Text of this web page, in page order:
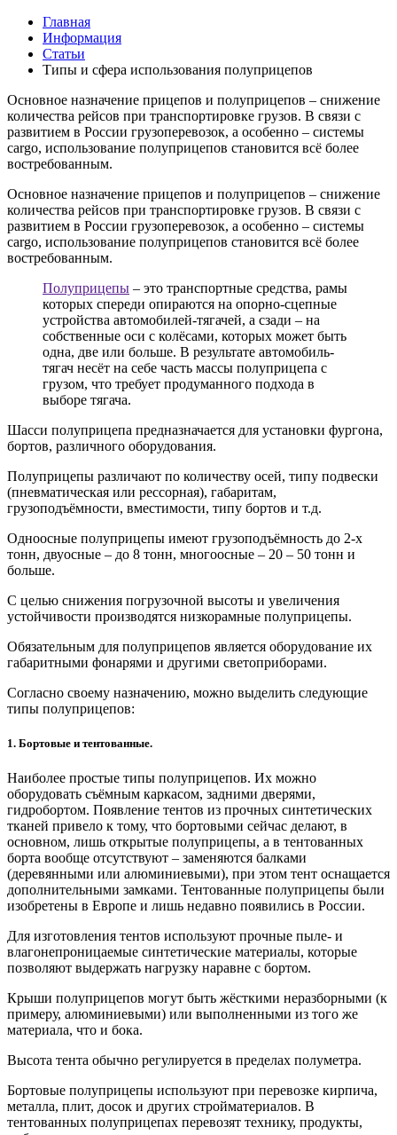
Главная
Информация
Статьи
Типы и сфера использования полуприцепов
Основное назначение прицепов и полуприцепов – снижение
количества рейсов при транспортировке грузов. В связи с
развитием в России грузоперевозок, а особенно – системы
cargo, использование полуприцепов становится всё более
востребованным.
Основное назначение прицепов и полуприцепов – снижение
количества рейсов при транспортировке грузов. В связи с
развитием в России грузоперевозок, а особенно – системы
cargo, использование полуприцепов становится всё более
востребованным.
Полуприцепы – это транспортные средства, рамы
которых спереди опираются на опорно-сцепные
устройства автомобилей-тягачей, а сзади – на
собственные оси с колёсами, которых может быть
одна, две или больше. В результате автомобиль-
тягач несёт на себе часть массы полуприцепа с
грузом, что требует продуманного подхода в
выборе тягача.
Шасси полуприцепа предназначается для установки фургона,
бортов, различного оборудования.
Полуприцепы различают по количеству осей, типу подвески
(пневматическая или рессорная), габаритам,
грузоподъёмности, вместимости, типу бортов и т.д.
Одноосные полуприцепы имеют грузоподъёмность до 2-х
тонн, двуосные – до 8 тонн, многоосные – 20 – 50 тонн и
больше.
С целью снижения погрузочной высоты и увеличения
устойчивости производятся низкорамные полуприцепы.
Обязательным для полуприцепов является оборудование их
габаритными фонарями и другими светоприборами.
Согласно своему назначению, можно выделить следующие
типы полуприцепов:
1. Бортовые и тентованные.
Наиболее простые типы полуприцепов. Их можно
оборудовать съёмным каркасом, задними дверями,
гидробортом. Появление тентов из прочных синтетических
тканей привело к тому, что бортовыми сейчас делают, в
основном, лишь открытые полуприцепы, а в тентованных
борта вообще отсутствуют – заменяются балками
(деревянными или алюминиевыми), при этом тент оснащается
дополнительными замками. Тентованные полуприцепы были
изобретены в Европе и лишь недавно появились в России.
Для изготовления тентов используют прочные пыле- и
влагонепроницаемые синтетические материалы, которые
позволяют выдержать нагрузку наравне с бортом.
Крыши полуприцепов могут быть жёсткими неразборными (к
примеру, алюминиевыми) или выполненными из того же
материала, что и бока.
Высота тента обычно регулируется в пределах полуметра.
Бортовые полуприцепы используют при перевозке кирпича,
металла, плит, досок и других стройматериалов. В
тентованных полуприцепах перевозят технику, продукты,